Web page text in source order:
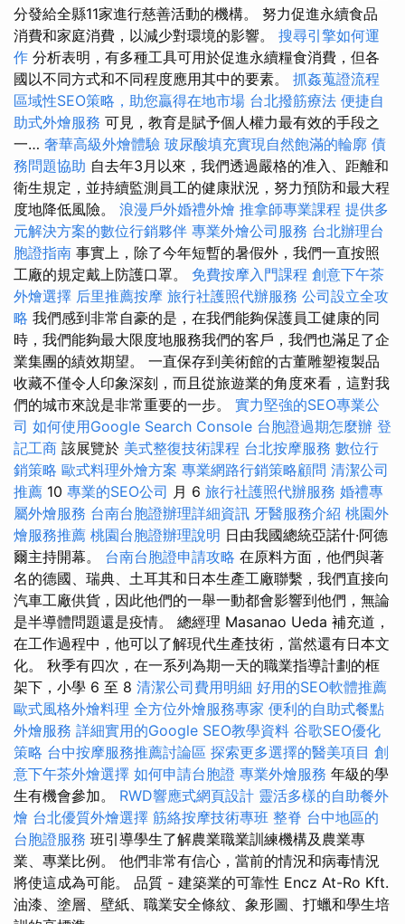
分發給全縣11家進行慈善活動的機構。 努力促進永續食品
消費和家庭消費，以減少對環境的影響。 搜尋引擎如何運
作 分析表明，有多種工具可用於促進永續糧食消費，但各
國以不同方式和不同程度應用其中的要素。 抓姦蒐證流程
區域性SEO策略，助您贏得在地市場 台北撥筋療法 便捷自
助式外燴服務 可見，教育是賦予個人權力最有效的手段之
一… 奢華高級外燴體驗 玻尿酸填充實現自然飽滿的輪廓 債
務問題協助 自去年3月以來，我們透過嚴格的准入、距離和
衛生規定，並持續監測員工的健康狀況，努力預防和最大程
度地降低風險。 浪漫戶外婚禮外燴 推拿師專業課程 提供多
元解決方案的數位行銷夥伴 專業外燴公司服務 台北辦理台
胞證指南 事實上，除了今年短暫的暑假外，我們一直按照
工廠的規定戴上防護口罩。 免費按摩入門課程 創意下午茶
外燴選擇 后里推薦按摩 旅行社護照代辦服務 公司設立全攻
略 我們感到非常自豪的是，在我們能夠保護員工健康的同
時，我們能夠最大限度地服務我們的客戶，我們也滿足了企
業集團的績效期望。 一直保存到美術館的古董雕塑複製品
收藏不僅令人印象深刻，而且從旅遊業的角度來看，這對我
們的城市來說是非常重要的一步。 實力堅強的SEO專業公
司 如何使用Google Search Console 台胞證過期怎麼辦 登
記工商 該展覽於 美式整復技術課程 台北按摩服務 數位行
銷策略 歐式料理外燴方案 專業網路行銷策略顧問 清潔公司
推薦 10 專業的SEO公司 月 6 旅行社護照代辦服務 婚禮專
屬外燴服務 台南台胞證辦理詳細資訊 牙醫服務介紹 桃園外
燴服務推薦 桃園台胞證辦理說明 日由我國總統亞諾什·阿德
爾主持開幕。 台南台胞證申請攻略 在原料方面，他們與著
名的德國、瑞典、土耳其和日本生產工廠聯繫，我們直接向
汽車工廠供貨，因此他們的一舉一動都會影響到他們，無論
是半導體問題還是疫情。 總經理 Masanao Ueda 補充道，
在工作過程中，他可以了解現代生產技術，當然還有日本文
化。 秋季有四次，在一系列為期一天的職業指導計劃的框
架下，小學 6 至 8 清潔公司費用明細 好用的SEO軟體推薦
歐式風格外燴料理 全方位外燴服務專家 便利的自助式餐點
外燴服務 詳細實用的Google SEO教學資料 谷歌SEO優化
策略 台中按摩服務推薦討論區 探索更多選擇的醫美項目 創
意下午茶外燴選擇 如何申請台胞證 專業外燴服務 年級的學
生有機會參加。 RWD響應式網頁設計 靈活多樣的自助餐外
燴 台北優質外燴選擇 筋絡按摩技術專班 整脊 台中地區的
台胞證服務 班引導學生了解農業職業訓練機構及農業專
業、專業比例。 他們非常有信心，當前的情況和病毒情況
將使這成為可能。 品質 - 建築業的可靠性 Encz At-Ro Kft.
油漆、塗層、壁紙、職業安全條紋、象形圖、打蠟和學生培